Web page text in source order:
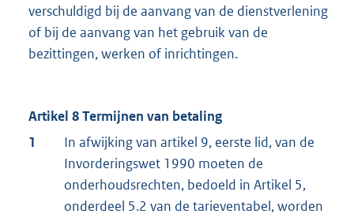
verschuldigd bij de aanvang van de dienstverlening
of bij de aanvang van het gebruik van de
bezittingen, werken of inrichtingen.
Artikel 8 Termijnen van betaling
1
In afwijking van artikel 9, eerste lid, van de
Invorderingswet 1990 moeten de
onderhoudsrechten, bedoeld in Artikel 5,
onderdeel 5.2 van de tarieventabel, worden